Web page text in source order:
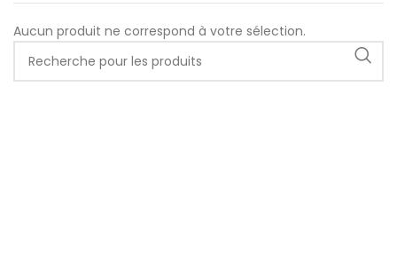
Aucun produit ne correspond à votre sélection.